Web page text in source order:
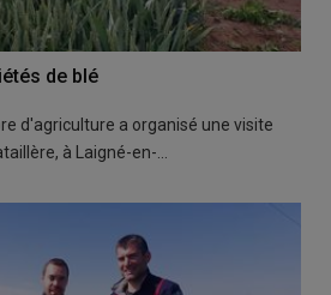
de blé
d'agriculture a organisé une visite
à Laigné-en-…